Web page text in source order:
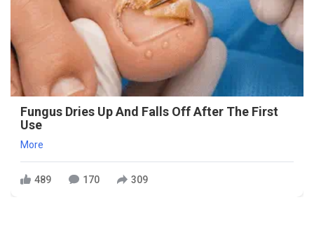
Fungus Dries Up And Falls Off After The First
Use
More
489 170 309